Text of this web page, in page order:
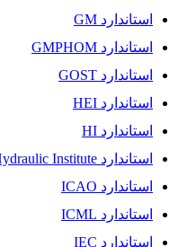
استاندارد GM
استاندارد GMPHOM
استاندارد GOST
استاندارد HEI
استاندارد HI
استاندارد Hydraulic Institute
استاندارد ICAO
استاندارد ICML
استاندارد IEC